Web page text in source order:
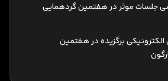
جلسات موثر در هفتمین گردهمایی
برگزیده در هفتمین